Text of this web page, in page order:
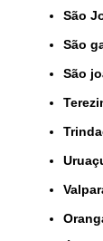
São
São
São